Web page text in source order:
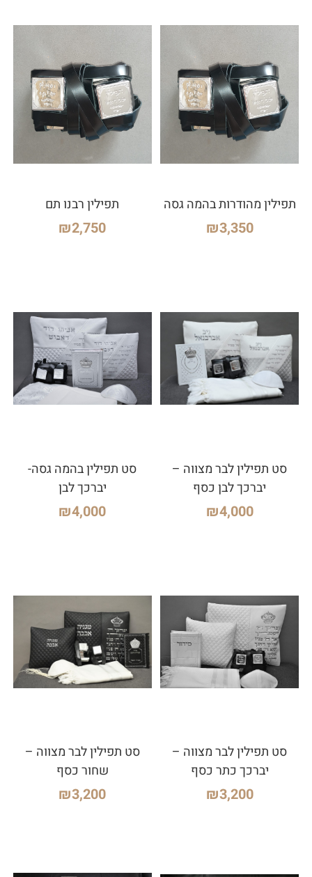
תפילין מהודרות בהמה גסה
₪3,350
תפילין רבנו תם
₪2,750
סט תפילין לבר מצווה –
יברכך לבן כסף
₪4,000
סט תפילין בהמה גסה-
יברכך לבן
₪4,000
סט תפילין לבר מצווה –
יברכך כתר כסף
₪3,200
סט תפילין לבר מצווה –
שחור כסף
₪3,200